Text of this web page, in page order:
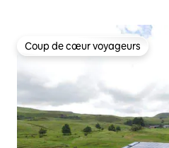
Coup de cœur voyageurs
Coup de cœur voyageurs